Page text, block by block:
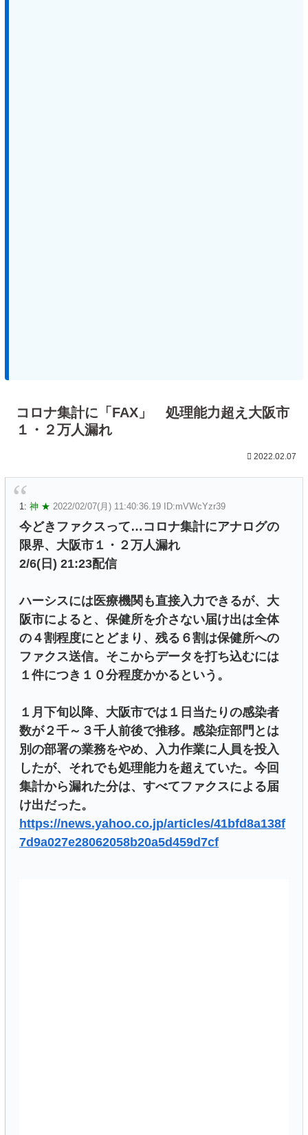
コロナ集計に「FAX」 処理能力超え大阪市
１・２万人漏れ
2022.02.07
1: 神 ★ 2022/02/07(月) 11:40:36.19 ID:mVWcYzr39
今どきファクスって…コロナ集計にアナログの
限界、大阪市１・２万人漏れ
2/6(日) 21:23配信
ハーシスには医療機関も直接入力できるが、大
阪市によると、保健所を介さない届け出は全体
の４割程度にとどまり、残る６割は保健所への
ファクス送信。そこからデータを打ち込むには
１件につき１０分程度かかるという。
１月下旬以降、大阪市では１日当たりの感染者
数が２千～３千人前後で推移。感染症部門とは
別の部署の業務をやめ、入力作業に人員を投入
したが、それでも処理能力を超えていた。今回
集計から漏れた分は、すべてファクスによる届
け出だった。
https://news.yahoo.co.jp/articles/41bfd8a138f
7d9a027e28062058b20a5d459d7cf